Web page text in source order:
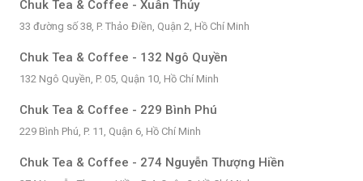
Chuk Tea & Coffee - Xuân Thủy
33 đường số 38, P. Thảo Điền, Quận 2, Hồ Chí Minh
Chuk Tea & Coffee - 132 Ngô Quyền
132 Ngô Quyền, P. 05, Quận 10, Hồ Chí Minh
Chuk Tea & Coffee - 229 Bình Phú
229 Bình Phú, P. 11, Quận 6, Hồ Chí Minh
Chuk Tea & Coffee - 274 Nguyễn Thượng Hiền